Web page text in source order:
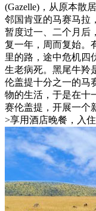
(Gazelle)，从原本散
邻国肯亚的马赛马拉
暂度过一、二个月后
复一年，周而复始。
里的路，途中危机四
生老病死。黑尾牛羚
伦盖提十分之一的马
物的生活，于是在十
赛伦盖提，开展一个
>享用酒店晚餐，入住